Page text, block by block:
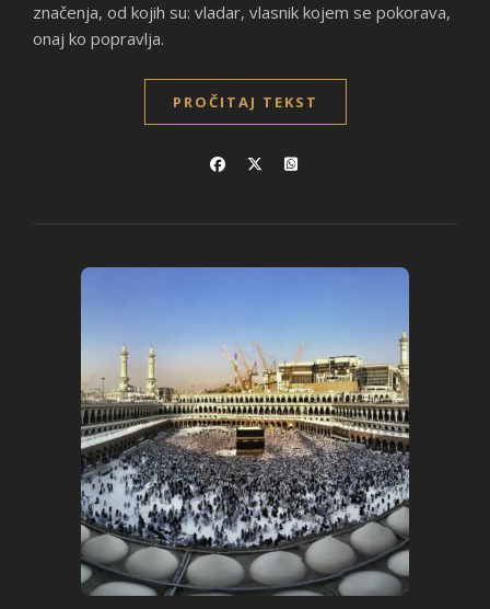
značenja, od kojih su: vladar, vlasnik kojem se pokorava,
onaj ko popravlja.
PROČITAJ TEKST